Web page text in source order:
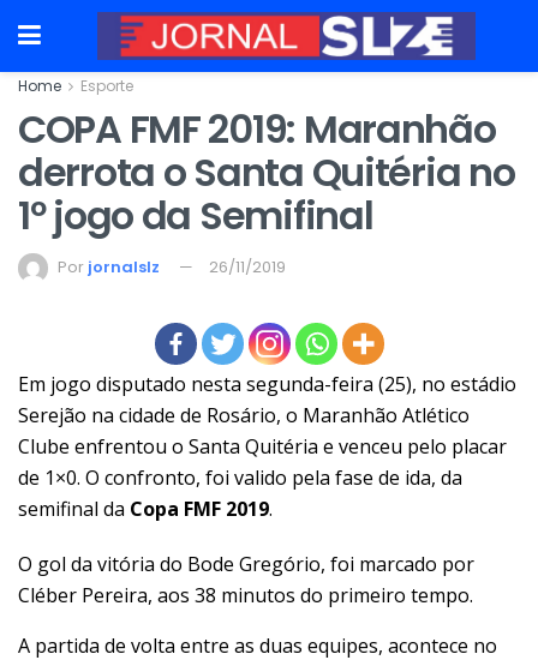
Home Esporte
COPA FMF 2019: Maranhão
derrota o Santa Quitéria no
1º jogo da Semifinal
Por jornalslz 26/11/2019
Em jogo disputado nesta segunda-feira (25), no estádio
Serejão na cidade de Rosário, o Maranhão Atlético
Clube enfrentou o Santa Quitéria e venceu pelo placar
de 1×0. O confronto, foi valido pela fase de ida, da
semifinal da Copa FMF 2019.
O gol da vitória do Bode Gregório, foi marcado por
Cléber Pereira, aos 38 minutos do primeiro tempo.
A partida de volta entre as duas equipes, acontece no